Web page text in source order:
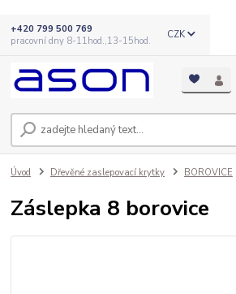
CZK
+420 799 500 769
pracovní dny 8-11hod.,13-15hod.
Úvod Dřevěné zaslepovací krytky BOROVICE
Záslepka 8 borovice